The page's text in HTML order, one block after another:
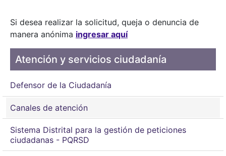
Atención y servicios ciudadanía
Defensor de la Ciudadanía
Canales de atención
Sistema Distrital para la gestión de peticiones
ciudadanas - PQRSD
Si desea realizar la solicitud, queja o denuncia de
manera anónima ingresar aquí